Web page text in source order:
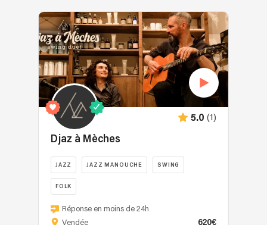
-
MOZZA
SALAD
(duo/trio
de
multi-
instrumentistes
+
beats)
Des
de
tubes
de
à
5.0 (1)
Djaz à Mèches
JAZZ JAZZ MANOUCHE SWING
FOLK
Apportez
une
Réponse en moins de 24h
Vendée
620€